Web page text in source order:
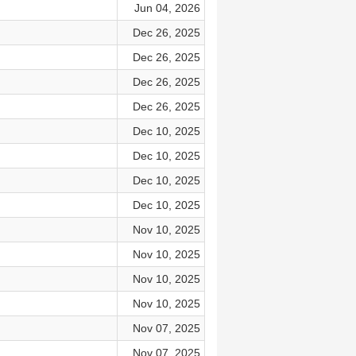
Jun 04, 2026
Dec 26, 2025
Dec 26, 2025
Dec 26, 2025
Dec 26, 2025
Dec 10, 2025
Dec 10, 2025
Dec 10, 2025
Dec 10, 2025
Nov 10, 2025
Nov 10, 2025
Nov 10, 2025
Nov 10, 2025
Nov 07, 2025
Nov 07, 2025